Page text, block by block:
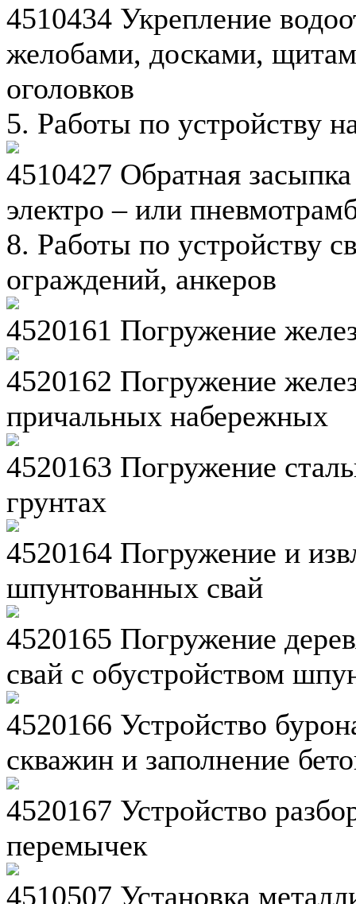
4510434 Укрепление
желобами, досками,
оголовков
5. Работы по устройству
4510427 Обратная
электро – или
8. Работы по устройству
ограждений, анкеров
4520161 Погружение
4520162 Погружение
причальных набережных
4520163 Погружение
грунтах
4520164 Погружение и
шпунтованных свай
4520165 Погружение
свай с обустройством
4520166 Устройство
скважин и заполнение
4520167 Устройство
перемычек
4510507 Установка